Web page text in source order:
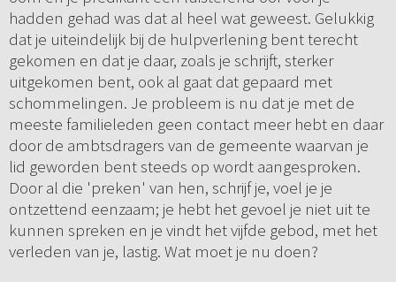
hadden gehad was dat al heel wat geweest. Gelukkig
dat je uiteindelijk bij de hulpverlening bent terecht
gekomen en dat je daar, zoals je schrijft, sterker
uitgekomen bent, ook al gaat dat gepaard met
schommelingen. Je probleem is nu dat je met de
meeste familieleden geen contact meer hebt en daar
door de ambtsdragers van de gemeente waarvan je
lid geworden bent steeds op wordt aangesproken.
Door al die 'preken' van hen, schrijf je, voel je je
ontzettend eenzaam; je hebt het gevoel je niet uit te
kunnen spreken en je vindt het vijfde gebod, met het
verleden van je, lastig. Wat moet je nu doen?